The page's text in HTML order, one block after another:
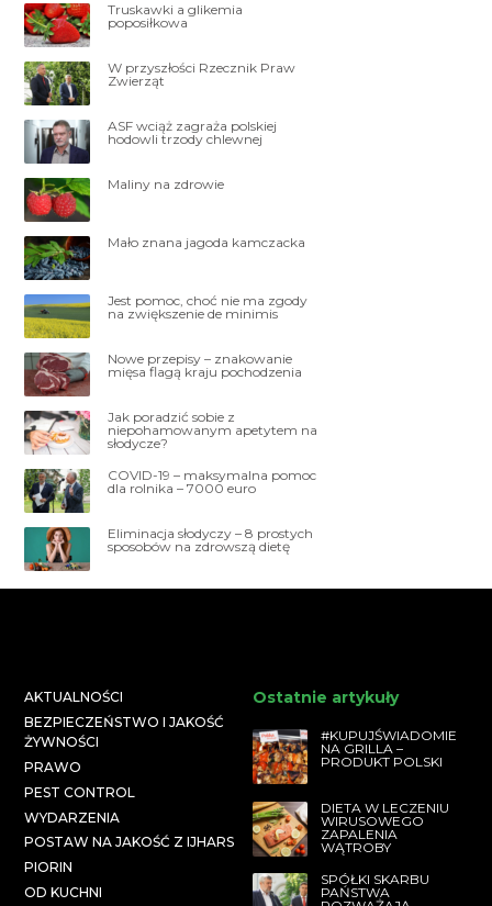
Truskawki a glikemia
poposiłkowa
W przyszłości Rzecznik Praw
Zwierząt
ASF wciąż zagraża polskiej
hodowli trzody chlewnej
Maliny na zdrowie
Mało znana jagoda kamczacka
Jest pomoc, choć nie ma zgody
na zwiększenie de minimis
Nowe przepisy – znakowanie
mięsa flagą kraju pochodzenia
Jak poradzić sobie z
niepohamowanym apetytem na
słodycze?
COVID-19 – maksymalna pomoc
dla rolnika – 7000 euro
Eliminacja słodyczy – 8 prostych
sposobów na zdrowszą dietę
AKTUALNOŚCI
BEZPIECZEŃSTWO I JAKOŚĆ
ŻYWNOŚCI
PRAWO
PEST CONTROL
WYDARZENIA
POSTAW NA JAKOŚĆ Z IJHARS
PIORIN
OD KUCHNI
Ostatnie artykuły
#KUPUJŚWIADOMIE
NA GRILLA –
PRODUKT POLSKI
DIETA W LECZENIU
WIRUSOWEGO
ZAPALENIA
WĄTROBY
SPÓŁKI SKARBU
PAŃSTWA